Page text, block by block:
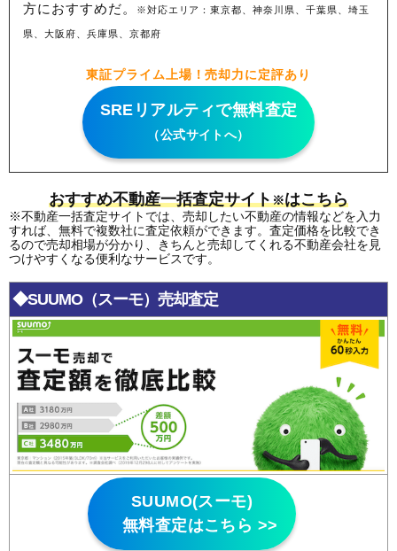
方におすすめだ。
※対応エリア：東京都、神奈川県、千葉県、埼玉
県、大阪府、兵庫県、京都府
東証プライム上場！売却力に定評あり
SREリアルティで無料査定
（公式サイトへ）
おすすめ不動産一括査定サイト※はこちら
※不動産一括査定サイトでは、売却したい不動産の情報などを入力
すれば、無料で複数社に査定依頼ができます。査定価格を比較でき
るので売却相場が分かり、きちんと売却してくれる不動産会社を見
つけやすくなる便利なサービスです。
◆SUUMO（スーモ）売却査定
SUUMO(スーモ)
無料査定はこちら >>